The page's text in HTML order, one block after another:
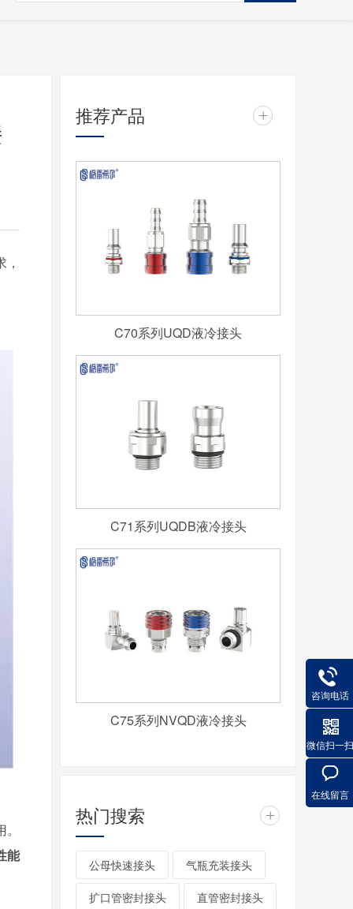
能
推荐产品 +
C70系列UQD液冷接头
C71系列UQDB液冷接头
C75系列NVQD液冷接头
热门搜索 +
公母快速接头 气瓶充装接头
扩口管密封接头 直管密封接头
咨询电话
微信扫一扫
在线留言